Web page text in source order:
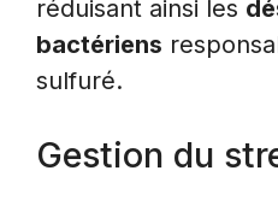
réduisant ainsi les
bactériens
sulfuré.
Gestion du